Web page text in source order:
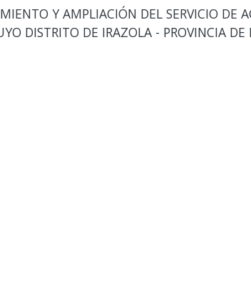
Y AMPLIACIÓN DEL SERVICIO DE
DISTRITO DE IRAZOLA - PROVINCIA DE